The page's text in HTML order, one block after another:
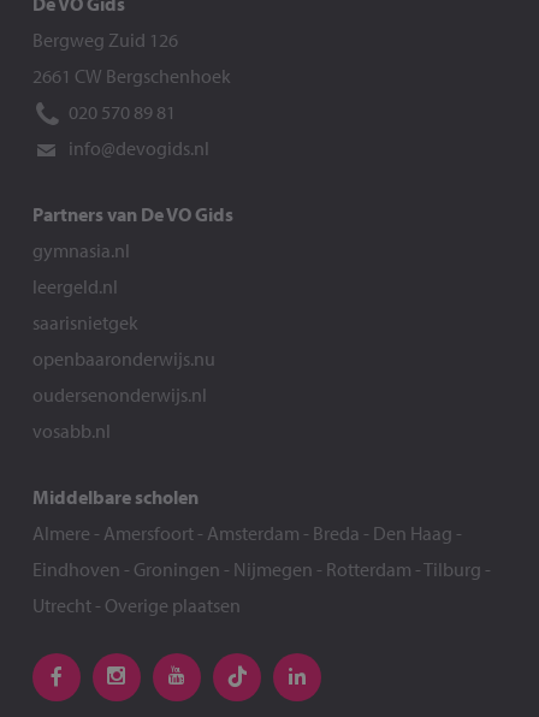
Bergweg Zuid 126
2661 CW Bergschenhoek
020 570 89 81
info@devogids.nl
Partners van De VO Gids
gymnasia.nl
leergeld.nl
saarisnietgek
openbaaronderwijs.nu
oudersenonderwijs.nl
vosabb.nl
Middelbare scholen
Almere - Amersfoort- Amsterdam - Breda - Den Haag -
Eindhoven - Groningen - Nijmegen - Rotterdam -Tilburg -
Utrecht- Overige plaatsen